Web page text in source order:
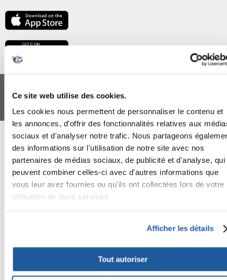
Ce site web utilise des cookies.
Les cookies nous permettent de personnaliser le contenu et
les annonces, d'offrir des fonctionnalités relatives aux
sociaux et d'analyser notre trafic. Nous partageons
des informations sur l'utilisation de notre site avec nos
partenaires de médias sociaux, de publicité et d'analyse, qui
peuvent combiner celles-ci avec d'autres informations que
vous leur avez fournies ou qu'ils ont collectées lors de votre
utilisation de leurs services.
Afficher les détails
Tout autoriser
*Tous les prix incluent la TVA / plus l'expédition
© 2024-2026 FERA 24 UG.
FERA INTERNATIONAL: